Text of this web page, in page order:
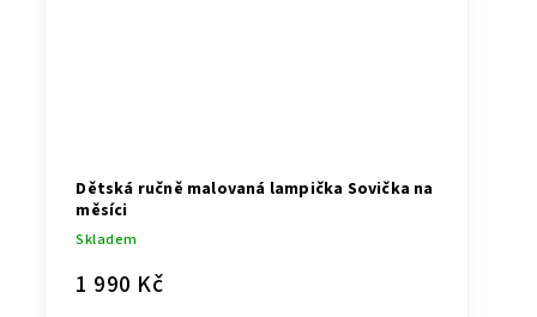
Dětská ručně malovaná lampička Sovička na
měsíci
Skladem
1 990 Kč